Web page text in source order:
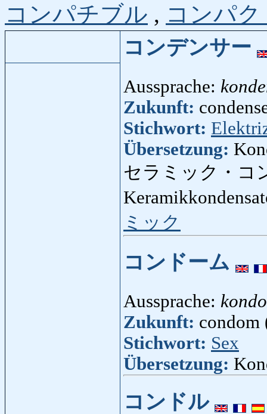
コンパチブル , コンパク
コンデンサー
Aussprache:
Zukunft:
Stichwort:
Übersetzung:
セラミック・コ
ミック
コンドーム
Aussprache:
Zukunft: condom
Stichwort: Sex
Übersetzung:
コンドル